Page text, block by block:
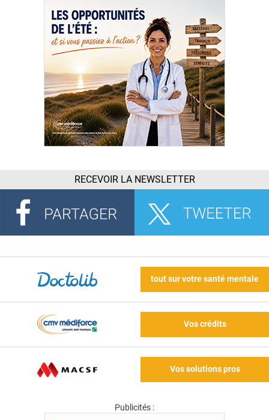
RECEVOIR LA NEWSLETTER
tout sur votre santé mentale
Vos crédits
Vos solutions pros
Publicités :